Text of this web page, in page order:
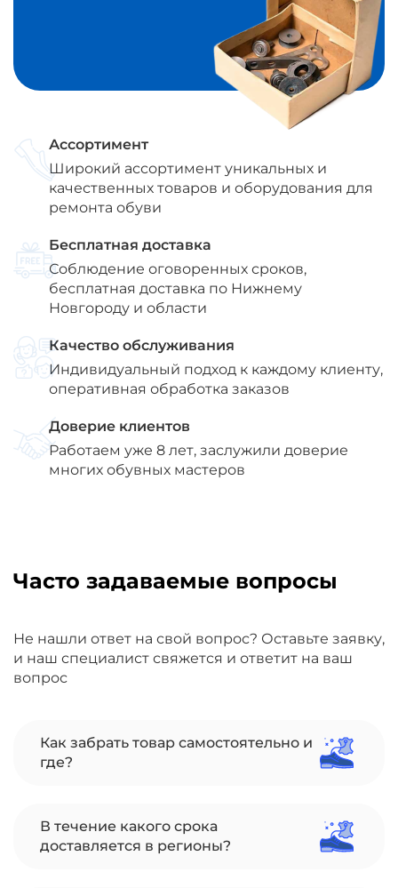
Ассортимент
Широкий ассортимент уникальных и
качественных товаров и оборудования для
ремонта обуви
Бесплатная доставка
Соблюдение оговоренных сроков,
бесплатная доставка по Нижнему
Новгороду и области
Качество обслуживания
Индивидуальный подход к каждому клиенту,
оперативная обработка заказов
Доверие клиентов
Работаем уже 8 лет, заслужили доверие
многих обувных мастеров
Часто задаваемые вопросы
Не нашли ответ на свой вопрос? Оставьте заявку,
и наш специалист свяжется и ответит на ваш
вопрос
Как забрать товар самостоятельно и
где?
В течение какого срока
доставляется в регионы?